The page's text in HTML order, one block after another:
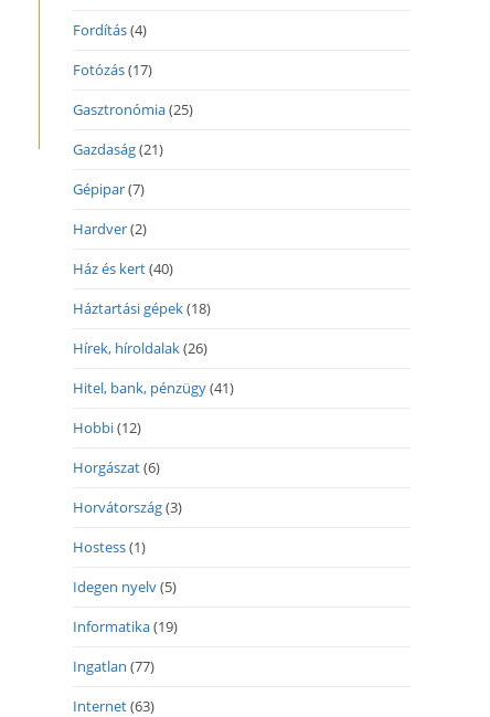
Fordítás(4)
Fotózás(17)
Gasztronómia(25)
Gazdaság(21)
Gépipar(7)
Hardver(2)
Ház és kert(40)
Háztartási gépek(18)
Hírek, híroldalak(26)
Hitel, bank, pénzügy(41)
Hobbi(12)
Horgászat(6)
Horvátország(3)
Hostess(1)
Idegen nyelv(5)
Informatika(19)
Ingatlan (77)
Internet(63)